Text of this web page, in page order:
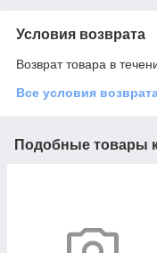
Условия возврата
Возврат товара в
Все условия
Подобные товары